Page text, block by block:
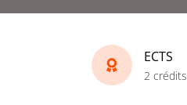
ECTS
2 crédits